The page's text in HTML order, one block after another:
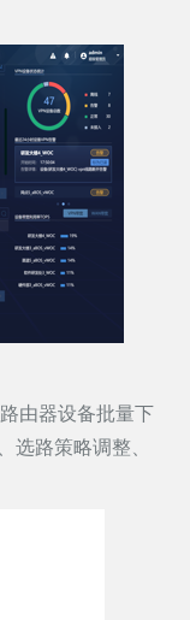
由器设备批量下
路策略调整、